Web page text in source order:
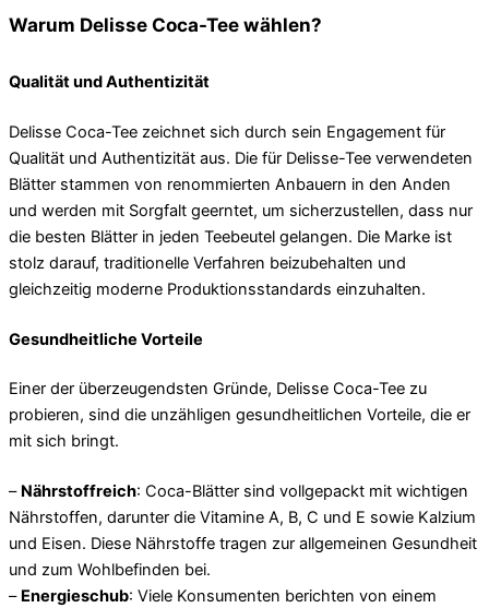
Warum Delisse Coca-Tee wählen?
Qualität und Authentizität
Delisse Coca-Tee zeichnet sich durch sein Engagement für
Qualität und Authentizität aus. Die für Delisse-Tee verwendeten
Blätter stammen von renommierten Anbauern in den Anden
und werden mit Sorgfalt geerntet, um sicherzustellen, dass nur
die besten Blätter in jeden Teebeutel gelangen. Die Marke ist
stolz darauf, traditionelle Verfahren beizubehalten und
gleichzeitig moderne Produktionsstandards einzuhalten.
Gesundheitliche Vorteile
Einer der überzeugendsten Gründe, Delisse Coca-Tee zu
probieren, sind die unzähligen gesundheitlichen Vorteile, die er
mit sich bringt.
– Nährstoffreich: Coca-Blätter sind vollgepackt mit wichtigen
Nährstoffen, darunter die Vitamine A, B, C und E sowie Kalzium
und Eisen. Diese Nährstoffe tragen zur allgemeinen Gesundheit
und zum Wohlbefinden bei.
– Energieschub: Viele Konsumenten berichten von einem